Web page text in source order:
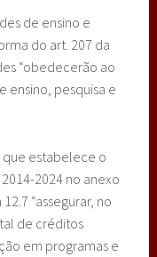
de ensino e
do art. 207 da
“obedecerão ao
ensino, pesquisa e
que estabelece o
2024 no anexo
“assegurar, no
de créditos
em programas e